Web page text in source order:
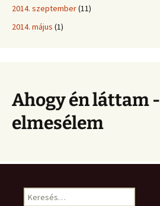
2014. szeptember(11)
2014. május (1)
Ahogy én láttam -
elmesélem
Keresés: